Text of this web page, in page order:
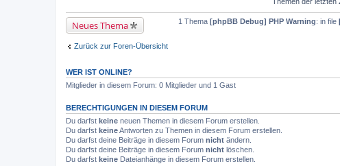
Neues Thema 1 Thema [phpBB Debug] PHP Warning: in file
Zurück zur Foren-Übersicht
WER IST ONLINE?
Mitglieder in diesem Forum: 0 Mitglieder und 1 Gast
BERECHTIGUNGEN IN DIESEM FORUM
Du darfst keine neuen Themen in diesem Forum erstellen.
Du darfst keineAntworten zu Themen in diesem Forum erstellen.
Du darfst deine Beiträge in diesem Forum nicht ändern.
Du darfst deine Beiträge in diesem Forum nicht löschen.
Du darfst keine Dateianhänge in diesem Forum erstellen.